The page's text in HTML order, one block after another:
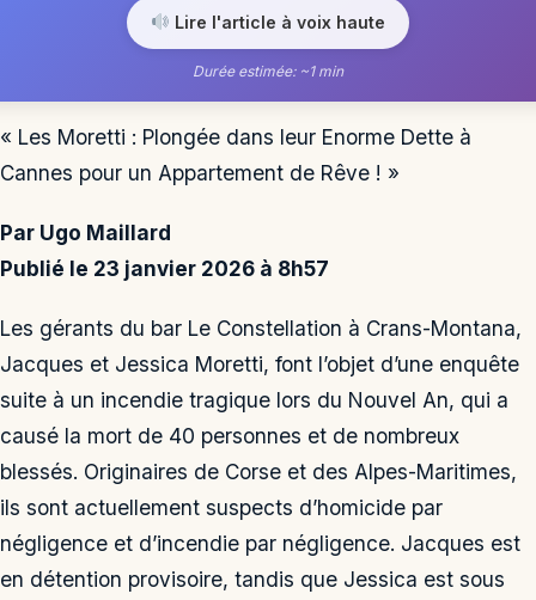
Lire l'article à voix haute
Durée estimée: ~1 min
« Les Moretti : Plongée dans leur Enorme Dette à
Cannes pour un Appartement de Rêve ! »
Par Ugo Maillard
Publié le 23 janvier 2026 à 8h57
Les gérants du bar Le Constellation à Crans-Montana,
Jacques et Jessica Moretti, font l’objet d’une enquête
suite à un incendie tragique lors du Nouvel An, qui a
causé la mort de 40 personnes et de nombreux
blessés. Originaires de Corse et des Alpes-Maritimes,
ils sont actuellement suspects d’homicide par
négligence et d’incendie par négligence. Jacques est
en détention provisoire, tandis que Jessica est sous